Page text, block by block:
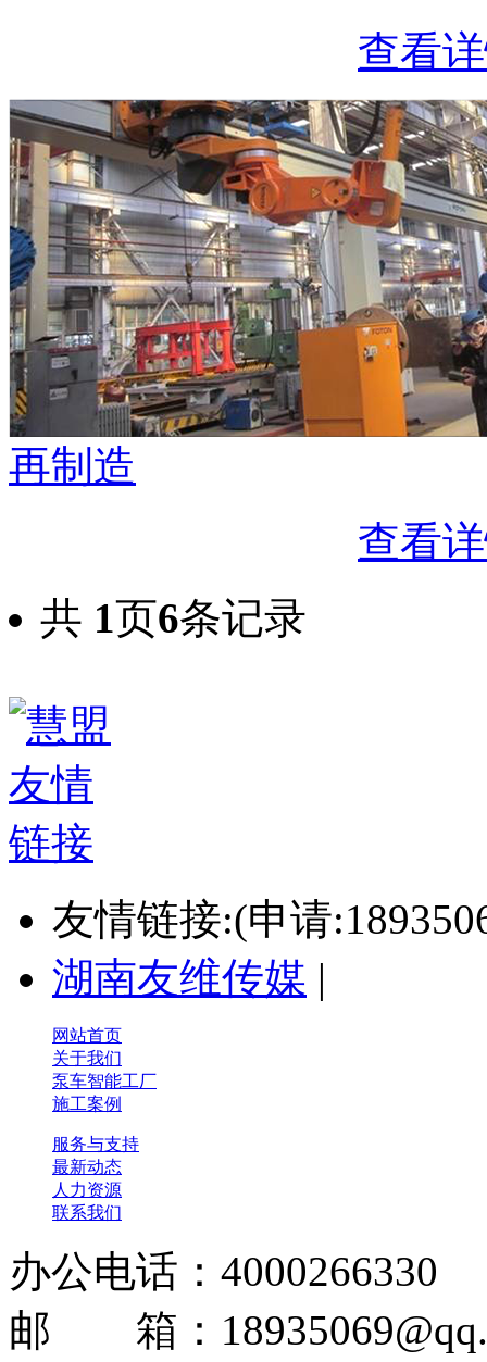
查看
再制造
查看
共 1页6条记录
友情链接:(申请
湖南友维传媒 |
网站首页
关于我们
泵车智能工厂
施工案例
服务与支持
最新动态
人力资源
联系我们
办公电话：4000266330
邮 箱：